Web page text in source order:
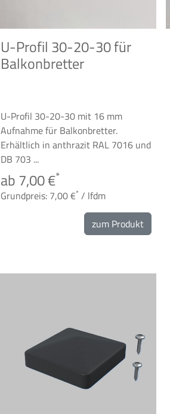
U-Profil 30-20-30 für
Balkonbretter
U-Profil 30-20-30 mit 16 mm
Aufnahme für Balkonbretter.
Erhältlich in anthrazit RAL 7016 und
DB 703 ...
ab 7,00 €*
Grundpreis: 7,00 €* / lfdm
zum Produkt